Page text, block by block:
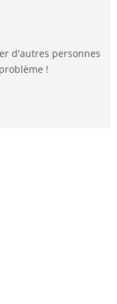
d'autres personnes
!